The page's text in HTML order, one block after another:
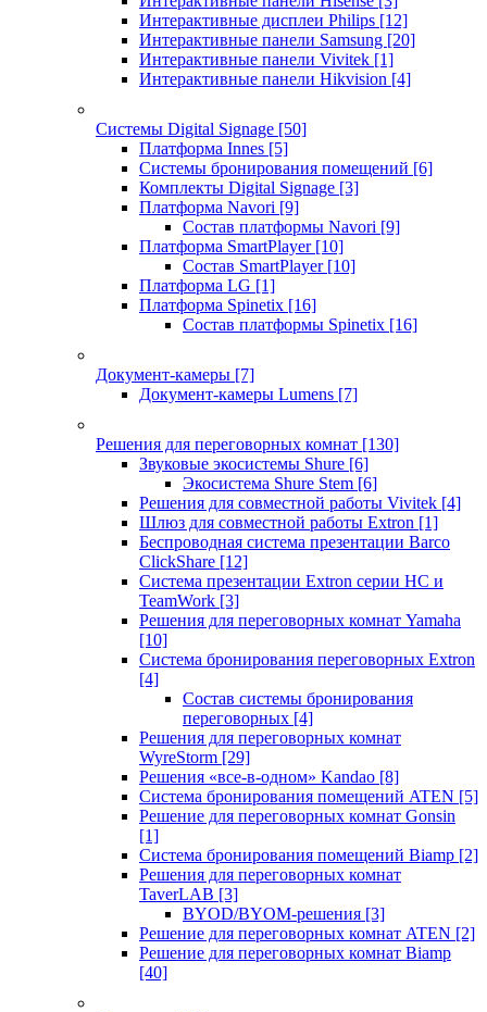
Интерактивные дисплеи Philips [12]
Интерактивные панели Samsung [20]
Интерактивные панели Vivitek [1]
Интерактивные панели Hikvision [4]
Системы Digital Signage [50]
Платформа Innes [5]
Системы бронирования помещений [6]
Комплекты Digital Signage [3]
Платформа Navori [9]
Состав платформы Navori [9]
Платформа SmartPlayer [10]
Состав SmartPlayer [10]
Платформа LG [1]
Платформа Spinetix [16]
Состав платформы Spinetix [16]
Документ-камеры [7]
Документ-камеры Lumens [7]
Решения для переговорных комнат [130]
Звуковые экосистемы Shure [6]
Экосистема Shure Stem [6]
Решения для совместной работы Vivitek [4]
Шлюз для совместной работы Extron [1]
Беспроводная система презентации Barco
ClickShare [12]
Система презентации Extron серии HC и
TeamWork [3]
Решения для переговорных комнат Yamaha
[10]
Система бронирования переговорных Extron
[4]
Состав системы бронирования
переговорных [4]
Решения для переговорных комнат
WyreStorm [29]
Решения «все-в-одном» Kandao [8]
Система бронирования помещений ATEN [5]
Решение для переговорных комнат Gonsin
[1]
Система бронирования помещений Biamp [2]
Решения для переговорных комнат
TaverLAB [3]
BYOD/BYOM-решения [3]
Решение для переговорных комнат ATEN [2]
Решение для переговорных комнат Biamp
[40]